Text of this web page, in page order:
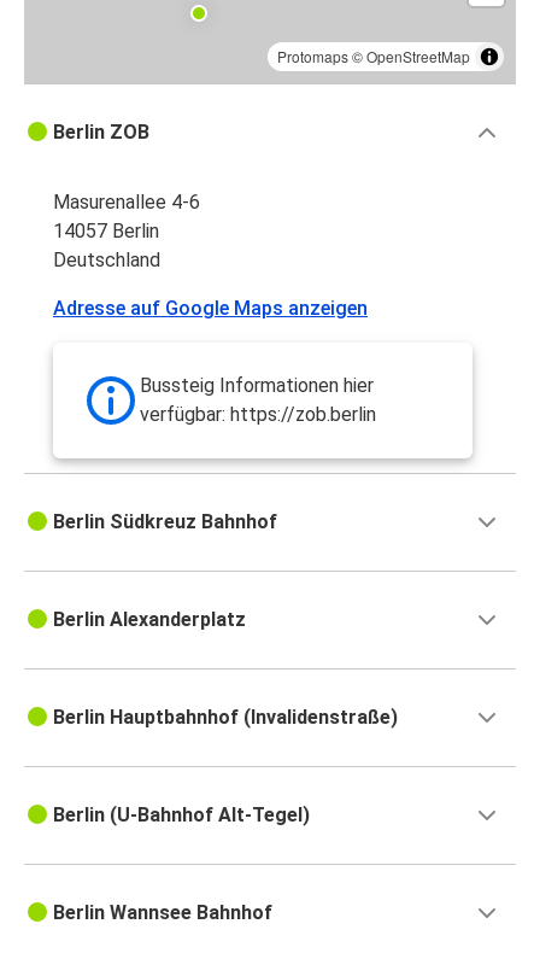
Protomaps©OpenStreetMap
Berlin ZOB
Masurenallee 4-6
14057 Berlin
Deutschland
Adresse auf Google Maps anzeigen
Bussteig Informationen hier
verfügbar: https://zob.berlin
Berlin Südkreuz Bahnhof
Berlin Alexanderplatz
Berlin Hauptbahnhof (Invalidenstraße)
Berlin (U-Bahnhof Alt-Tegel)
Berlin Wannsee Bahnhof